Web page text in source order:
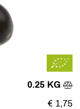
0.25 KG
€ 1,75